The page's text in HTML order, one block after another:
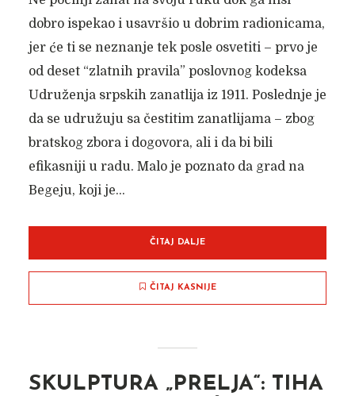
dobro ispekao i usavršio u dobrim radionicama,
jer će ti se neznanje tek posle osvetiti – prvo je
od deset “zlatnih pravila” poslovnog kodeksa
Udruženja srpskih zanatlija iz 1911. Poslednje je
da se udružuju sa čestitim zanatlijama – zbog
bratskog zbora i dogovora, ali i da bi bili
efikasniji u radu. Malo je poznato da grad na
Begeju, koji je...
ČITAJ DALJE
ČITAJ KASNIJE
SKULPTURA „PRELJA“: TIHA